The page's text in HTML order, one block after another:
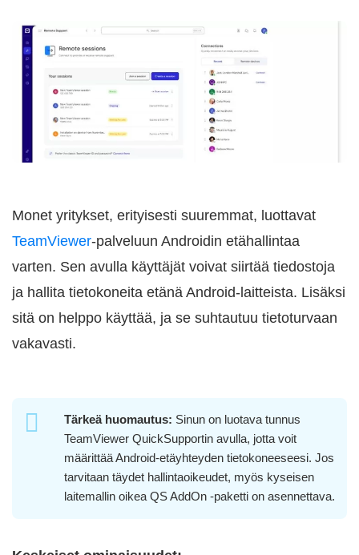
Monet yritykset, erityisesti suuremmat, luottavat
TeamViewer-palveluun Androidin etähallintaa
varten. Sen avulla käyttäjät voivat siirtää tiedostoja
ja hallita tietokoneita etänä Android-laitteista. Lisäksi
sitä on helppo käyttää, ja se suhtautuu tietoturvaan
vakavasti.
Tärkeä huomautus: Sinun on luotava tunnus
TeamViewer QuickSupportin avulla, jotta voit
määrittää Android-etäyhteyden tietokoneeseesi. Jos
tarvitaan täydet hallintaoikeudet, myös kyseisen
laitemallin oikea QS AddOn -paketti on asennettava.